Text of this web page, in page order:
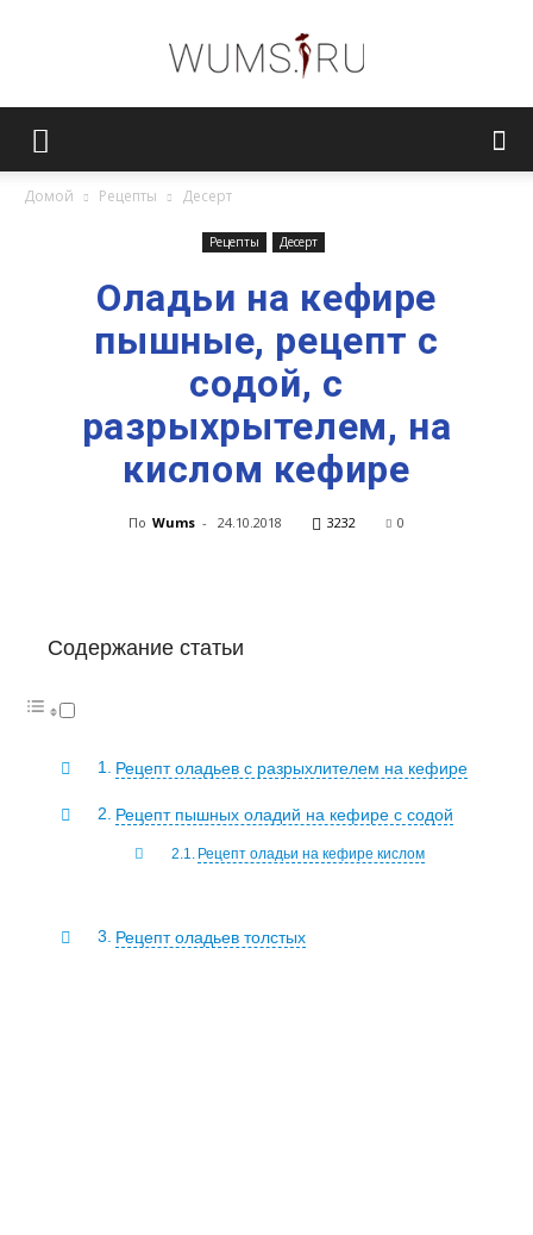
журнал
WUMENS.SU
Домой Рецепты Десерт
Рецепты Десерт
Оладьи на кефире
пышные, рецепт с
содой, с
разрыхрытелем, на
кислом кефире
По Wums - 24.10.2018 3232 0
Содержание статьи
Рецепт оладьев с разрыхлителем на кефире
Рецепт пышных оладий на кефире с содой
Рецепт оладьи на кефире кислом
Рецепт оладьев толстых